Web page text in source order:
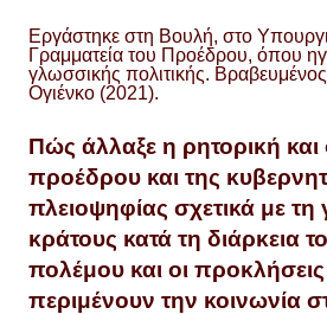
Εργάστηκε στη Βουλή, στο
Γραμματεία του Προέδρου, όπου
γλωσσικής πολιτικής.
Ογιένκο (2021).
Πώς άλλαξε η ρητορική και
προέδρου και της
πλειοψηφίας σχετικά με
κράτους κατά τη διάρκεια
πολέμου και οι
περιμένουν την κοινωνία